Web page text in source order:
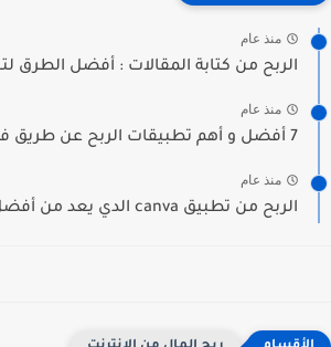
منذ عام
الربح من كتابة المقالات : أفضل الطرق
منذ عام
منذ عام
الربح من تطبيق canva الدي يعد من أفضل مواقع ربح...